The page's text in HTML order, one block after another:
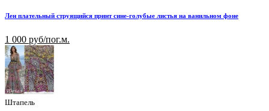
Лен плательный струящийся принт сине-голубые листья на ванильном фоне
1 000 руб/пог.м.
Штапель